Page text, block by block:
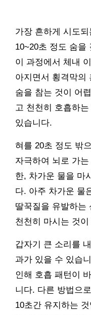
가장 흔하게 시도
10~20초 정도 숨을
이 과정에서 체내
아지면서 횡격막의
숨을 참는 것이 어
고 천천히 호흡하
있습니다.
혀를 20초 정도 밖
자극하여 뇌로 가
한, 차가운 물을 마
다. 아주 차가운 물
딸꾹질을 유발하는
천천히 마시는 것
갑자기 큰 소리를
과가 있을 수 있습
인해 호흡 패턴이
니다. 다른 방법으
10초간 유지하는